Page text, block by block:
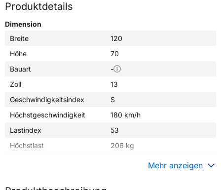
Produktdetails
Dimension
Breite
120
Höhe
70
Bauart
-
Zoll
13
Geschwindigkeitsindex
S
Höchstgeschwindigkeit
180 km/h
Lastindex
53
Höchstlast
206 kg
Mehr anzeigen